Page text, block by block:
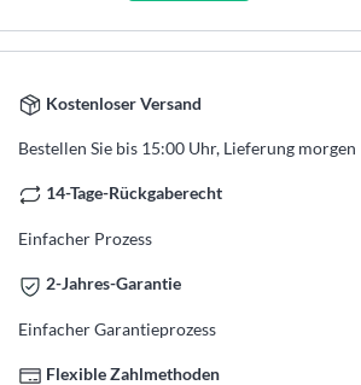
Kostenloser Versand
Bestellen Sie bis 15:00 Uhr, Lieferung morgen
14-Tage-Rückgaberecht
Einfacher Prozess
2-Jahres-Garantie
Einfacher Garantieprozess
Flexible Zahlmethoden